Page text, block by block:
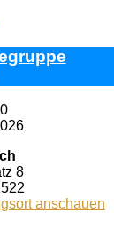
8
anschauen